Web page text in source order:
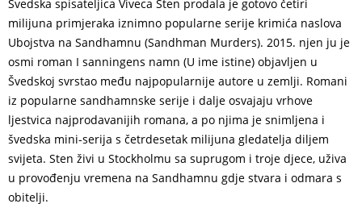
Švedska spisateljica Viveca Sten prodala je gotovo četiri
milijuna primjeraka iznimno popularne serije krimića naslova
Ubojstva na Sandhamnu (Sandhman Murders). 2015. njen ju je
osmi roman I sanningens namn (U ime istine) objavljen u
Švedskoj svrstao među najpopularnije autore u zemlji. Romani
iz popularne sandhamnske serije i dalje osvajaju vrhove
ljestvica najprodavanijih romana, a po njima je snimljena i
švedska mini-serija s četrdesetak milijuna gledatelja diljem
svijeta. Sten živi u Stockholmu sa suprugom i troje djece, uživa
u provođenju vremena na Sandhamnu gdje stvara i odmara s
obitelji.